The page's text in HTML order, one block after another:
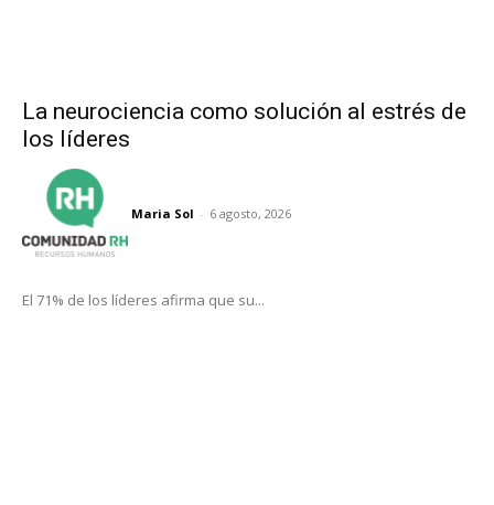
La neurociencia como solución al estrés de
los líderes
Maria Sol - 6 agosto, 2026
El 71% de los líderes afirma que su...